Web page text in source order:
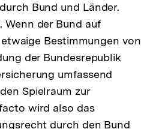
Bund und Länder.
der Bund auf
Bestimmungen von
der Bundesrepublik
umfassend
Spielraum zur
wird also das
durch den Bund